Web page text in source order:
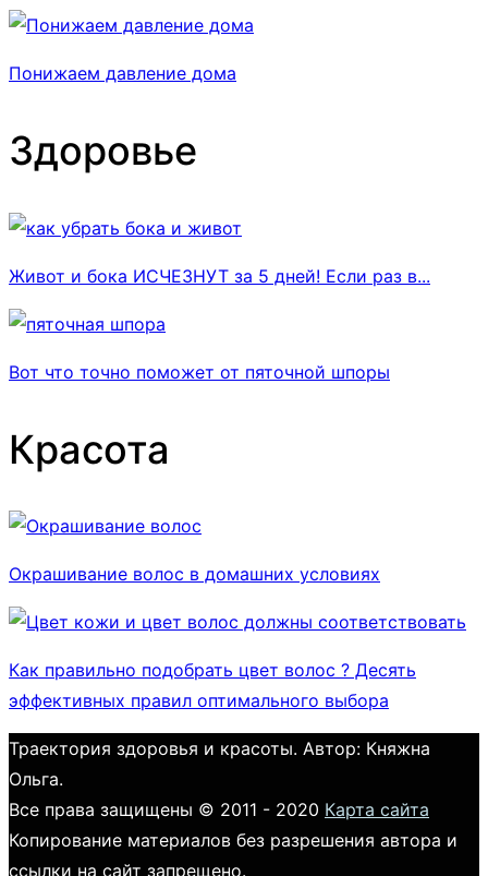
Понижаем давление дома
Здоровье
Живот и бока ИСЧЕЗНУТ за 5 дней! Если раз в...
Вот что точно поможет от пяточной шпоры
Красота
Окрашивание волос в домашних условиях
Как правильно подобрать цвет волос ? Десять
эффективных правил оптимального выбора
Траектория здоровья и красоты. Автор: Княжна
Ольга.
Все права защищены © 2011 - 2020 Карта сайта
Копирование материалов без разрешения автора и
ссылки на сайт запрещено.